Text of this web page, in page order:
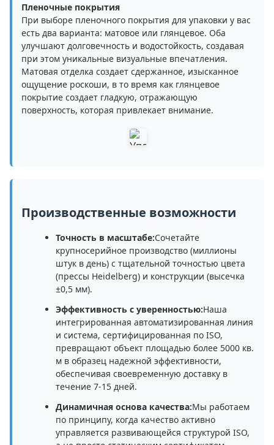
Пленочные покрытия
При выборе пленочного покрытия для упаковки у вас
есть два варианта: матовое или глянцевое. Оба
улучшают долговечность и водостойкость, создавая
при этом уникальные визуальные впечатления.
Матовая отделка создает сдержанное, изысканное
ощущение роскоши, в то время как глянцевое
покрытие создает гладкую, отражающую
поверхность, которая привлекает внимание.
Производственные возможности
Точность в масштабе:Сочетайте
крупносерийное производство (миллионы
штук в день) с тщательной точностью цвета
(прессы Heidelberg) и конструкции (высечка
±0,5 мм).
Эффективность с уверенностью:Наша
интегрированная автоматизированная линия
и система, сертифицированная по ISO,
превращают объект площадью более 5000 кв.
м в образец надежной эффективности,
обеспечивая своевременную доставку в
течение 7-15 дней.
Динамичная основа качества:Мы работаем
по принципу, когда качество активно
управляется развивающейся структурой ISO,